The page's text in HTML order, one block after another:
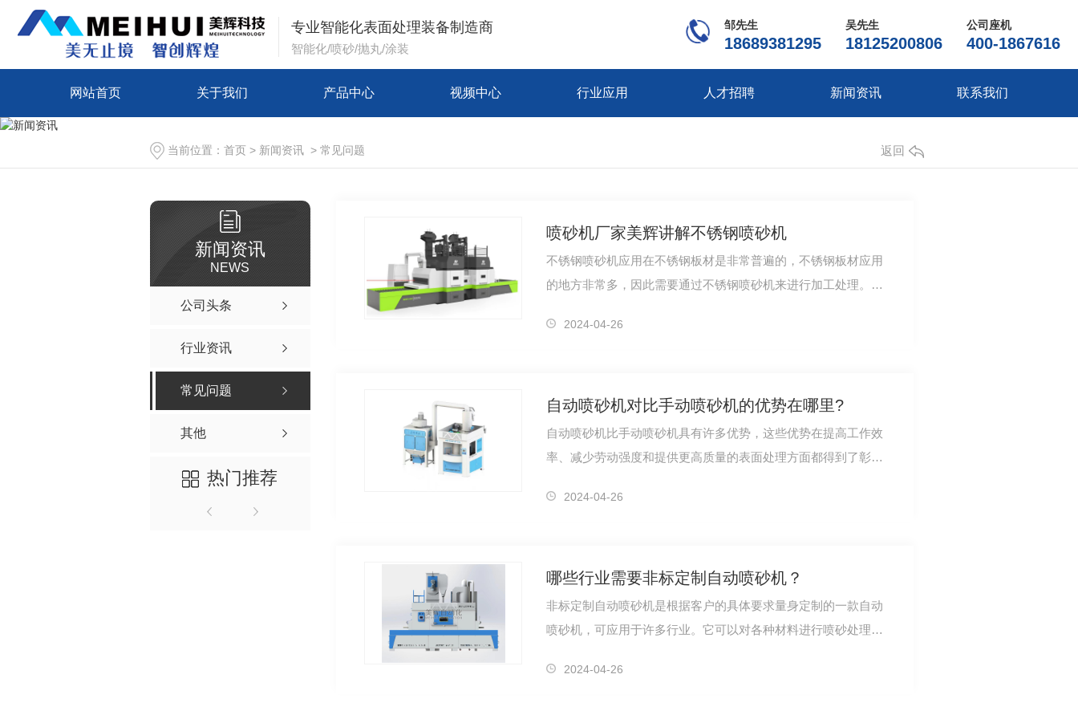
专业智能化表面处理装备制造商
智能化/喷砂/抛丸/涂装
邹先生
18689381295
吴先生
18125200806
公司座机
400-1867616
网站首页 关于我们 产品中心 视频中心 行业应用 人才招聘 新闻资讯 联系我们
当前位置： 首页 > 新闻资讯 > 常见问题 返回
新闻资讯
NEWS
公司头条
行业资讯
常见问题
其他
热门推荐
喷砂机厂家美辉讲解不锈钢喷砂机
不锈钢喷砂机应用在不锈钢板材是非常普遍的，不锈钢板材应用
的地方非常多，因此需要通过不锈钢喷砂机来进行加工处理。不
2024-04-26
自动喷砂机对比手动喷砂机的优势在哪里?
自动喷砂机比手动喷砂机具有许多优势，这些优势在提高工作效
率、减少劳动强度和提供更高质量的表面处理方面都得到了彰
2024-04-26
哪些行业需要非标定制自动喷砂机？
非标定制自动喷砂机是根据客户的具体要求量身定制的一款自动
喷砂机，可应用于许多行业。它可以对各种材料进行喷砂处理，
2024-04-26